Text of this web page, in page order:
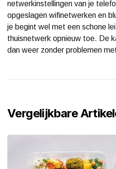
netwerkinstellingen van je
opgeslagen wifinetwerken en
je begint wel met een schone
thuisnetwerk opnieuw toe. De
dan weer zonder problemen
Vergelijkbare